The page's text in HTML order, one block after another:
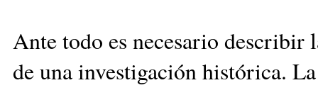
Ante todo es necesario describir
de una investigación histórica.